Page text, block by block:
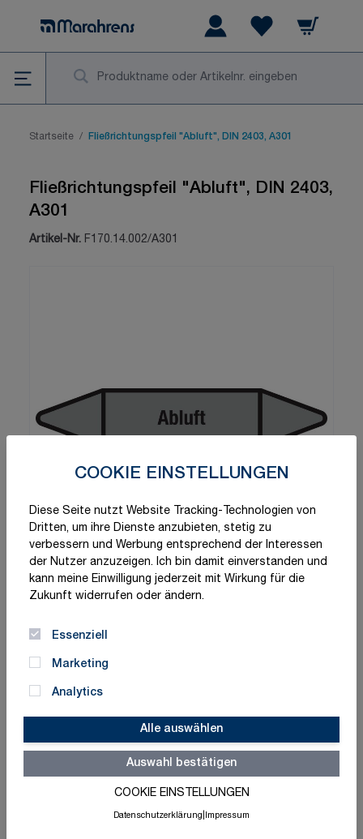
COOKIE EINSTELLUNGEN
Diese Seite nutzt Website Tracking-Technologien von
Dritten, um ihre Dienste anzubieten, stetig zu
verbessern und Werbung entsprechend der Interessen
der Nutzer anzuzeigen. Ich bin damit einverstanden und
kann meine Einwilligung jederzeit mit Wirkung für die
Zukunft widerrufen oder ändern.
Essenziell
Marketing
Analytics
Alle auswählen
Auswahl bestätigen
COOKIE EINSTELLUNGEN
Datenschutzerklärung Impressum
Warenkorb
Startseite / Fließrichtungspfeil "Abluft", DIN 2403, A301
Fließrichtungspfeil "Abluft", DIN 2403,
A301
Artikel-Nr. F170.14.002/A301
Schnelle Lieferung
Made in Germany
ISO-zertifizierte Qualität
Produktvariation wählen